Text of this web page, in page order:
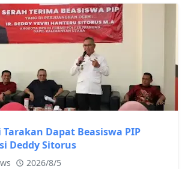
Tarakan Dapat Beasiswa PIP
Deddy Sitorus
2026/8/5